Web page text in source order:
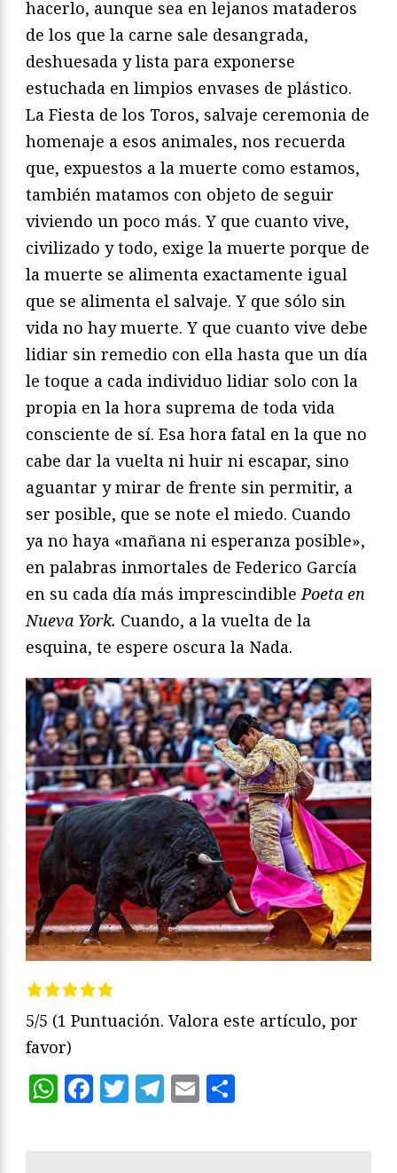
hacerlo, aunque sea en lejanos mataderos
de los que la carne sale desangrada,
deshuesada y lista para exponerse
estuchada en limpios envases de plástico.
La Fiesta de los Toros, salvaje ceremonia de
homenaje a esos animales, nos recuerda
que, expuestos a la muerte como estamos,
también matamos con objeto de seguir
viviendo un poco más. Y que cuanto vive,
civilizado y todo, exige la muerte porque de
la muerte se alimenta exactamente igual
que se alimenta el salvaje. Y que sólo sin
vida no hay muerte. Y que cuanto vive debe
lidiar sin remedio con ella hasta que un día
le toque a cada individuo lidiar solo con la
propia en la hora suprema de toda vida
consciente de sí. Esa hora fatal en la que no
cabe dar la vuelta ni huir ni escapar, sino
aguantar y mirar de frente sin permitir, a
ser posible, que se note el miedo. Cuando
ya no haya «mañana ni esperanza posible»,
en palabras inmortales de Federico García
en su cada día más imprescindiblePoeta en
Nueva York. Cuando, a la vuelta de la
esquina, te espere oscura la Nada.
5/5 (1 Puntuación. Valora este artículo, por
favor)
WhatsApp
Facebook
Twitter
Telegram
Email